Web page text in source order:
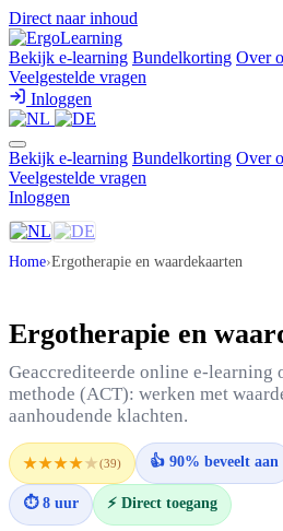
Direct naar inhoud
Bekijk e-learning Bundelkorting Over
Veelgestelde vragen
Inloggen
Bekijk e-learning Bundelkorting Over
Veelgestelde vragen
Inloggen
Home›Ergotherapie en waardekaarten
Ergotherapie en
Geaccrediteerde online e-learning
methode (ACT): werken met
aanhoudende klachten.
★★★★★(39) 👍 90% beveelt aan
⏱ 8 uur ⚡ Direct toegang